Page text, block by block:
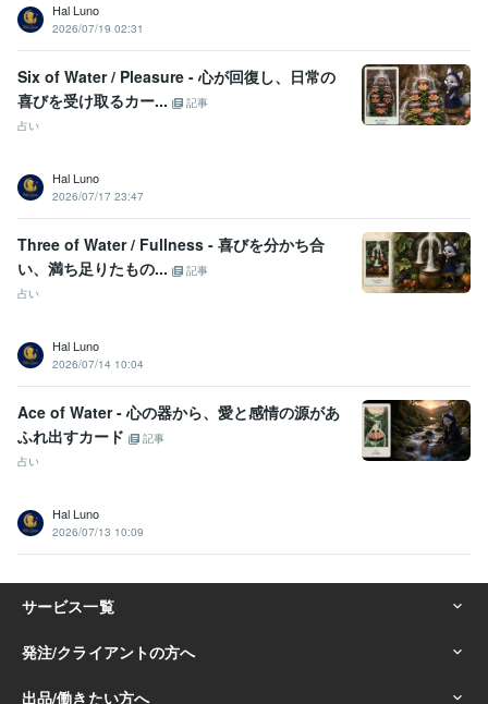
Hal Luno
2026/07/19 02:31
Six of Water / Pleasure - 心が回復し、日常の
喜びを受け取るカー...
記事
占い
Hal Luno
2026/07/17 23:47
Three of Water / Fullness - 喜びを分かち合
い、満ち足りたもの...
記事
占い
Hal Luno
2026/07/14 10:04
Ace of Water - 心の器から、愛と感情の源があ
ふれ出すカード
記事
占い
Hal Luno
2026/07/13 10:09